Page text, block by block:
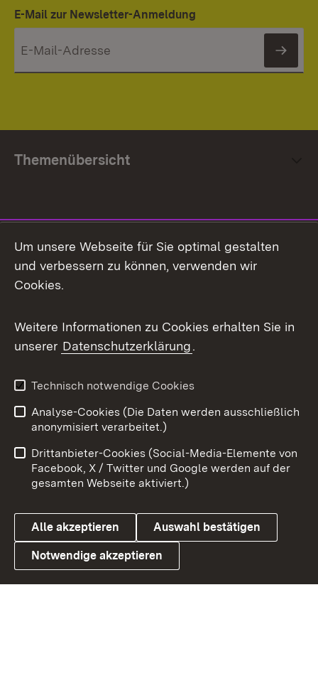
E-Mail zur Newsletter-Anmeldung
Themenübersicht
Facebook
X / Twitter
Youtube
Link zum Landesportal
Impressum
Kontakt
Barrierefreiheit
Datenschutz
Cookies
Um unsere Webseite für Sie optimal gestalten
und verbessern zu können, verwenden wir
Cookies.
Weitere Informationen zu Cookies erhalten Sie in
unserer Datenschutzerklärung.
Technisch notwendige Cookies
Analyse-Cookies (Die Daten werden ausschließlich
anonymisiert verarbeitet.)
Drittanbieter-Cookies (Social-Media-Elemente von
Facebook, X / Twitter und Google werden auf der
gesamten Webseite aktiviert.)
Alle akzeptieren Auswahl bestätigen
Notwendige akzeptieren